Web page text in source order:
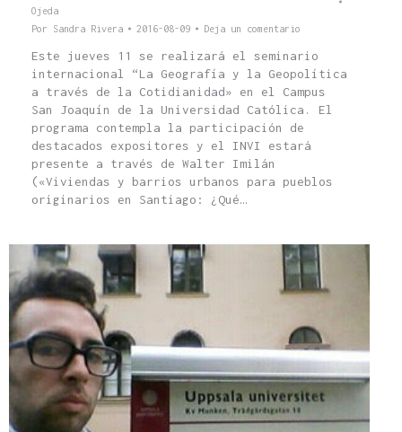
Ojeda
Por Sandra Rivera 2016-08-09 Deja un comentario
Este jueves 11 se realizará el seminario
internacional “La Geografía y la Geopolítica
a través de la Cotidianidad» en el Campus
San Joaquín de la Universidad Católica. El
programa contempla la participación de
destacados expositores y el INVI estará
presente a través de Walter Imilán
(«Viviendas y barrios urbanos para pueblos
originarios en Santiago: ¿Qué…